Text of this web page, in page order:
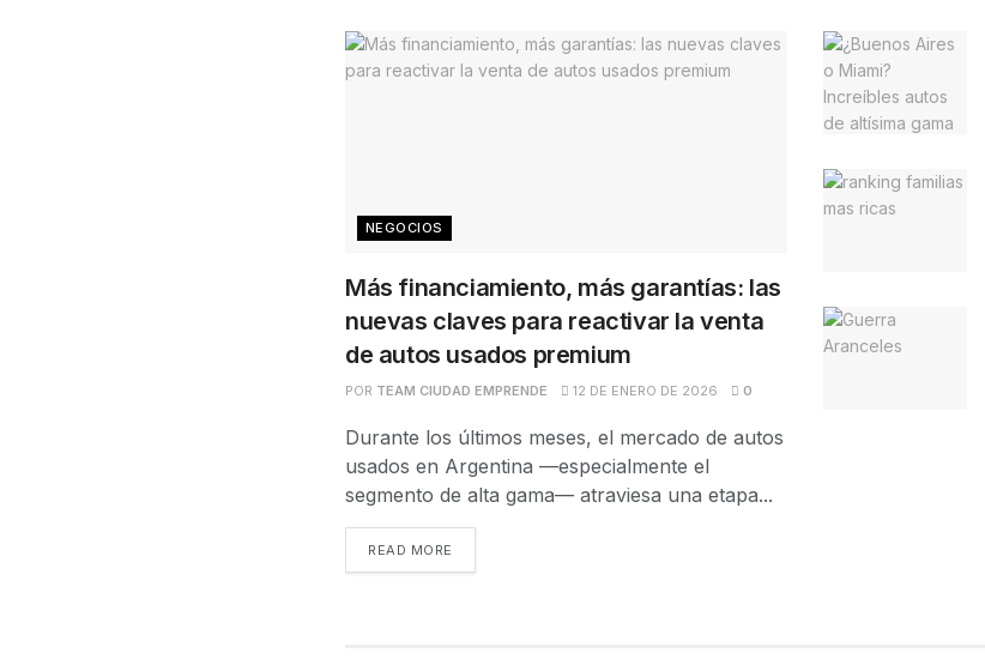
NEGOCIOS
Más financiamiento, más garantías: las
nuevas claves para reactivar la venta
de autos usados premium
POR TEAM CIUDAD EMPRENDE 12 DE ENERO DE 2026 0
Durante los últimos meses, el mercado de autos
usados en Argentina —especialmente el
segmento de alta gama— atraviesa una etapa...
READ MORE